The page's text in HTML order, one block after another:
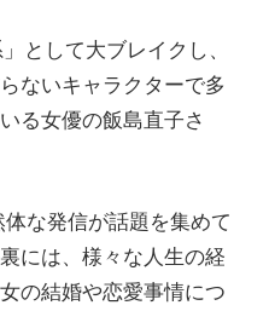
として大ブレイクし、
ないキャラクターで多
る女優の飯島直子さ
な発信が話題を集めて
には、様々な人生の経
の結婚や恋愛事情につ